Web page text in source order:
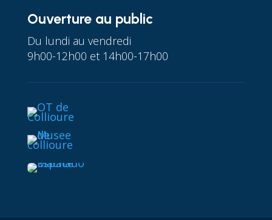
Ouverture au public
Du lundi au vendredi
9h00-12h00 et 14h00-17h00